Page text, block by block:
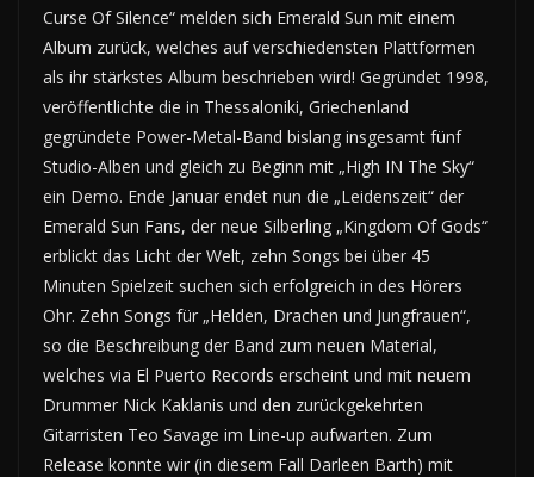
Curse Of Silence“ melden sich Emerald Sun mit einem
Album zurück, welches auf verschiedensten Plattformen
als ihr stärkstes Album beschrieben wird! Gegründet 1998,
veröffentlichte die in Thessaloniki, Griechenland
gegründete Power-Metal-Band bislang insgesamt fünf
Studio-Alben und gleich zu Beginn mit „High IN The Sky“
ein Demo. Ende Januar endet nun die „Leidenszeit“ der
Emerald Sun Fans, der neue Silberling „Kingdom Of Gods“
erblickt das Licht der Welt, zehn Songs bei über 45
Minuten Spielzeit suchen sich erfolgreich in des Hörers
Ohr. Zehn Songs für „Helden, Drachen und Jungfrauen“,
so die Beschreibung der Band zum neuen Material,
welches via El Puerto Records erscheint und mit neuem
Drummer Nick Kaklanis und den zurückgekehrten
Gitarristen Teo Savage im Line-up aufwarten. Zum
Release konnte wir (in diesem Fall Darleen Barth) mit